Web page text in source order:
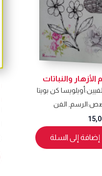
والنباتات
أويلويسا كن بويتا
الرسم الفن
إضافة إلى السلة